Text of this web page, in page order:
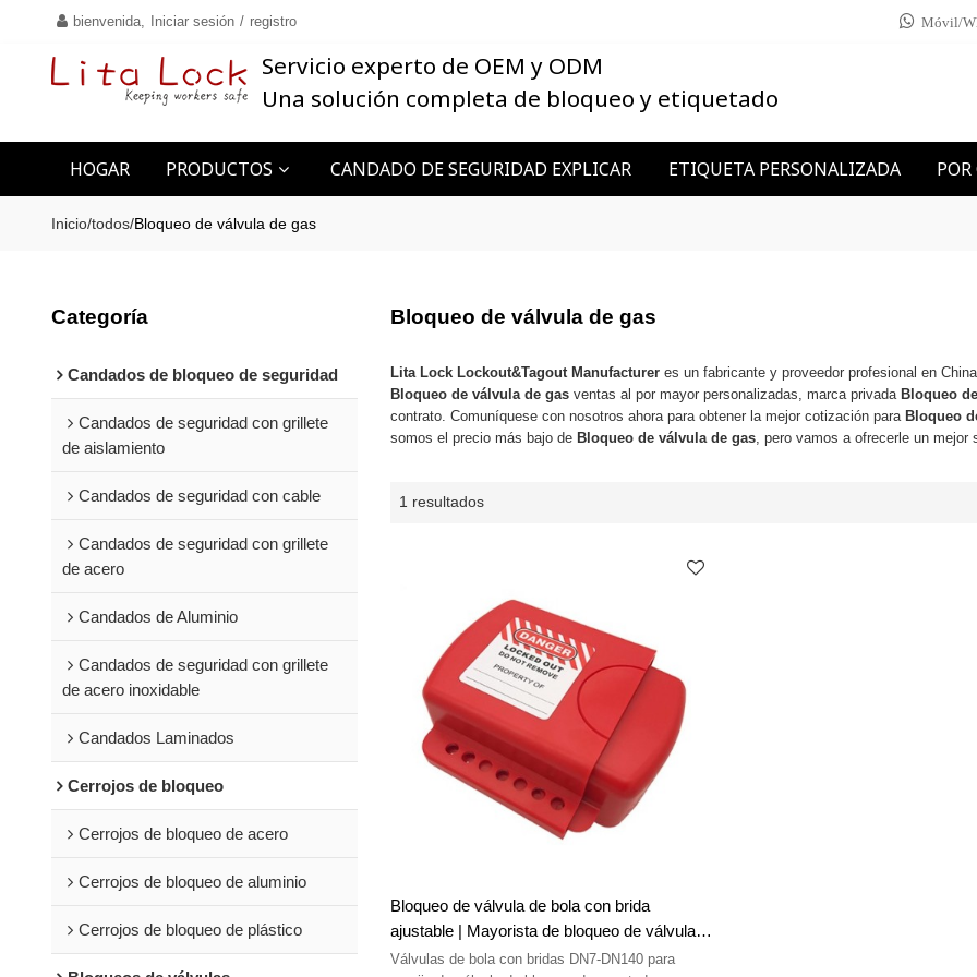
bienvenida, Iniciar sesión / registro Móvil/
Servicio experto de OEM y ODM
Una solución completa de bloqueo y etiquetado
HOGAR PRODUCTOS CANDADO DE SEGURIDAD EXPLICAR ETIQUETA PERSONALIZADA
CONTACTO
Inicio/todos/Bloqueo de válvula de gas
Categoría
Candados de bloqueo de seguridad
Candados de seguridad con grillete
de aislamiento
Candados de seguridad con cable
Candados de seguridad con grillete
de acero
Candados de Aluminio
Candados de seguridad con grillete
de acero inoxidable
Candados Laminados
Cerrojos de bloqueo
Cerrojos de bloqueo de acero
Cerrojos de bloqueo de aluminio
Cerrojos de bloqueo de plástico
Bloqueo de válvula de gas
Lita Lock Lockout&Tagout Manufacturer es un fabricante y proveedor profesional en
Bloqueo de válvula de gas ventas al por mayor personalizadas, marca privadaBloqueo
contrato. Comuníquese con nosotros ahora para obtener la mejor cotización paraBloqueo
somos el precio más bajo deBloqueo de válvula de gas , pero vamos a ofrecerle un mejor
1 resultados
Bloqueo de válvula de bola con brida
ajustable | Mayorista de bloqueo de válvulas
de compuerta de China | Fabricación de
Válvulas de bola con bridas DN7-DN140 para